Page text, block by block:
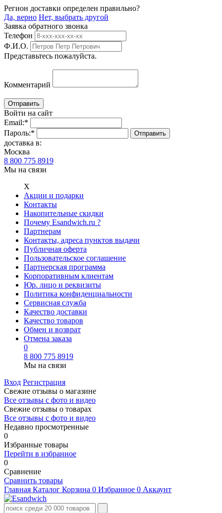
Регион доставки определен правильно?
Да, верно Нет, выбрать другой
Заявка обратного звонка
Телефон
Ф.И.О.
Представьтесь пожалуйста.
Комментарий
Войти на сайт
Email:*
Пароль:*
доставка в:
Москва
8 800 775 8919
Мы на связи
Х
Акции и подарки
Контакты
Накопительные скидки
Почему Esandwich.ru ?
Партнерам
Контакты, адреса пунктов выдачи
Публичная оферта
Пользовательское соглашение
Партнерская программа
Корпоративным клиентам
Юр. лицо и реквизиты
Политика конфиденциальности
Сервисная служба
Качество доставки
Качество товаров
Обмен и возврат
Отмена заказа
0
8 800 775 8919
Мы на связи
Вход Регистрация
Свежие отзывы о магазине
Все отзывы с фото и видео
Свежие отзывы о товарах
Все отзывы c фото и видео
Недавно просмотренные
0
Избранные товары
Перейти в избранное
0
Сравнение
Сравнить товары
Главная Каталог Корзина 0 Избранное 0 Аккаунт